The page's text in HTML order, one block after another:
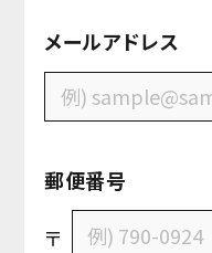
メールアドレス
郵便番号
〒